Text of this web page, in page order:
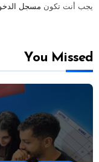
يجب أنت تكون مسجل
You Missed